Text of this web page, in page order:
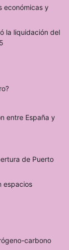
económicas y
la liquidación del
entre España y
de Puerto
espacios
carbono